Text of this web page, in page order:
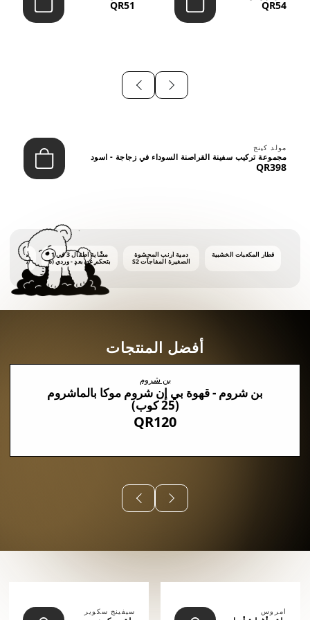
QR54
QR51
مولد كينج
مجموعة تركيب سفينة القراصنة السوداء في زجاجة - اسود
QR398
قطار المكعبات الخشبية
دمية أرنب المحشوة
الصغيرة المفاجآت S2
مشّاية أطفال 3 في 1
بتحكم عن بعد - وردي (6
أشهر فأكثر)
ماكينة
أفضل المنتجات
بن شروم
بن شروم - قهوة بي إن شروم موكا بالماشروم
(25 كوب)
QR120
امروس سيفينج سكوير